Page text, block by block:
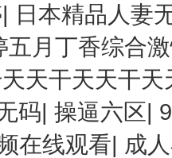
| 日本精品人妻
五月丁香综合
天干天天干天
码| 操逼六区|
在线观看| 成